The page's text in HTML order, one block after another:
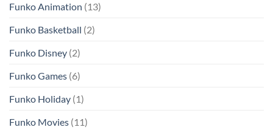
Funko Animation (13)
Funko Basketball (2)
Funko Disney (2)
Funko Games (6)
Funko Holiday (1)
Funko Movies (11)